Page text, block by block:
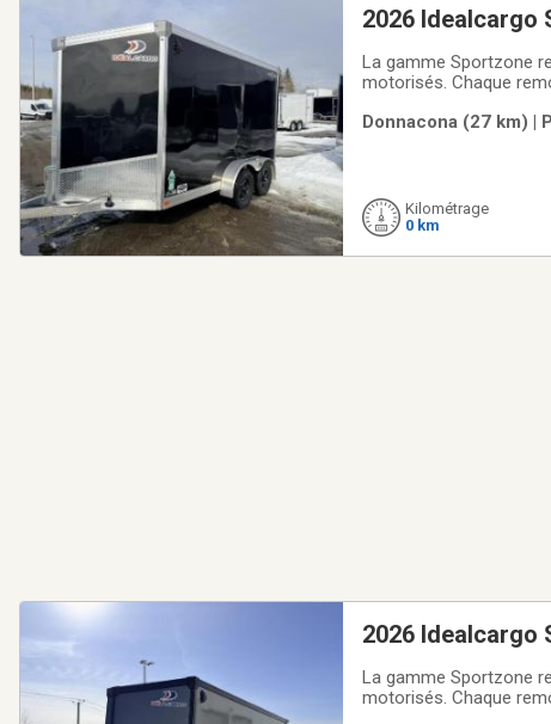
2026 Idealcargo
La gamme Sportzone
motorisés. Chaque
à-côtes, motocross et
Donnacona (27 km) |
Kilométrage
0 km
2026 Idealcargo
La gamme Sportzone
motorisés. Chaque